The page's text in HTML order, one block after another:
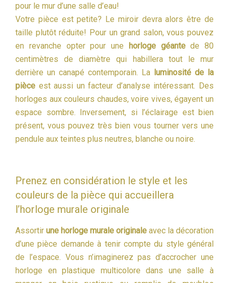
pour le mur d’une salle d’eau!
Votre pièce est petite? Le miroir devra alors être de
taille plutôt réduite! Pour un grand salon, vous pouvez
en revanche opter pour une horloge géantede 80
centimètres de diamètre qui habillera tout le mur
derrière un canapé contemporain. La luminosité de la
pièce est aussi un facteur d’analyse intéressant. Des
horloges aux couleurs chaudes, voire vives, égayent un
espace sombre. Inversement, si l’éclairage est bien
présent, vous pouvez très bien vous tourner vers une
pendule aux teintes plus neutres, blanche ou noire.
Prenez en considération le style et les
couleurs de la pièce qui accueillera
l’horloge murale originale
Assortir une horloge murale originale avec la décoration
d’une pièce demande à tenir compte du style général
de l’espace. Vous n’imaginerez pas d’accrocher une
horloge en plastique multicolore dans une salle à